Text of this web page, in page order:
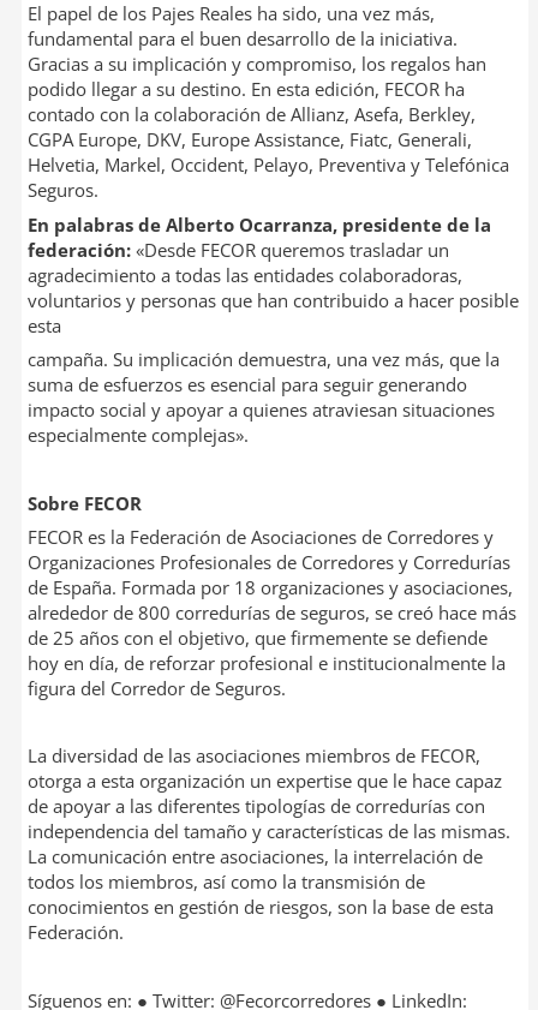
El papel de los Pajes Reales ha sido, una vez más,
fundamental para el buen desarrollo de la iniciativa.
Gracias a su implicación y compromiso, los regalos han
podido llegar a su destino. En esta edición, FECOR ha
contado con la colaboración de Allianz, Asefa, Berkley,
CGPA Europe, DKV, Europe Assistance, Fiatc, Generali,
Helvetia, Markel, Occident, Pelayo, Preventiva y Telefónica
Seguros.
En palabras de Alberto Ocarranza, presidente de la
federación:«Desde FECOR queremos trasladar un
agradecimiento a todas las entidades colaboradoras,
voluntarios y personas que han contribuido a hacer posible
esta
campaña. Su implicación demuestra, una vez más, que la
suma de esfuerzos es esencial para seguir generando
impacto social y apoyar a quienes atraviesan situaciones
especialmente complejas».
Sobre FECOR
FECOR es la Federación de Asociaciones de Corredores y
Organizaciones Profesionales de Corredores y Corredurías
de España. Formada por 18 organizaciones y asociaciones,
alrededor de 800 corredurías de seguros, se creó hace más
de 25 años con el objetivo, que firmemente se defiende
hoy en día, de reforzar profesional e institucionalmente la
figura del Corredor de Seguros.
La diversidad de las asociaciones miembros de FECOR,
otorga a esta organización un expertise que le hace capaz
de apoyar a las diferentes tipologías de corredurías con
independencia del tamaño y características de las mismas.
La comunicación entre asociaciones, la interrelación de
todos los miembros, así como la transmisión de
conocimientos en gestión de riesgos, son la base de esta
Federación.
Síguenos en: ● Twitter: @Fecorcorredores ● LinkedIn: